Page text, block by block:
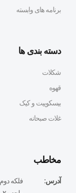
برنامه های وابسته
دسته بندی ها
شکلات
قهوه
بیسکوییت و کیک
غلات صبحانه
مخاطب
آدرس:
فلكه